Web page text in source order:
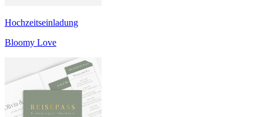
Hochzeitseinladung
Bloomy Love